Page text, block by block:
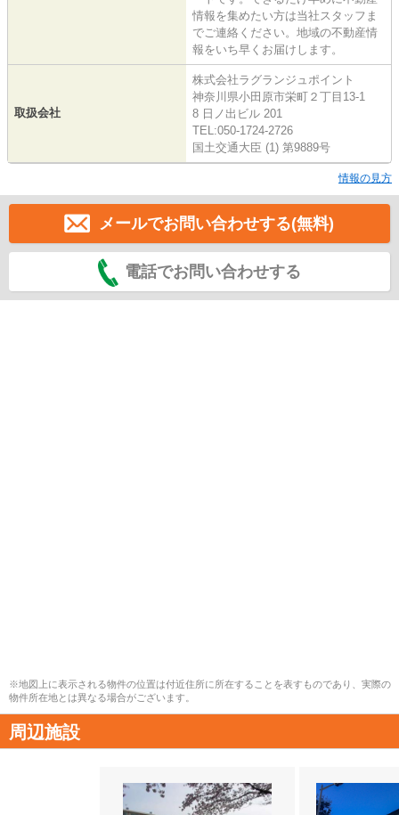
情報を集めたい方は当社スタッフま
でご連絡ください。地域の不動産情
報をいち早くお届けします。
取扱会社
株式会社ラグランジュポイント
神奈川県小田原市栄町２丁目13-1
8 日ノ出ビル 201
TEL:050-1724-2726
国土交通大臣 (1) 第9889号
情報の見方
メールでお問い合わせする(無料)
電話でお問い合わせする
※地図上に表示される物件の位置は付近住所に所在することを表すものであり、実際の
物件所在地とは異なる場合がございます。
周辺施設